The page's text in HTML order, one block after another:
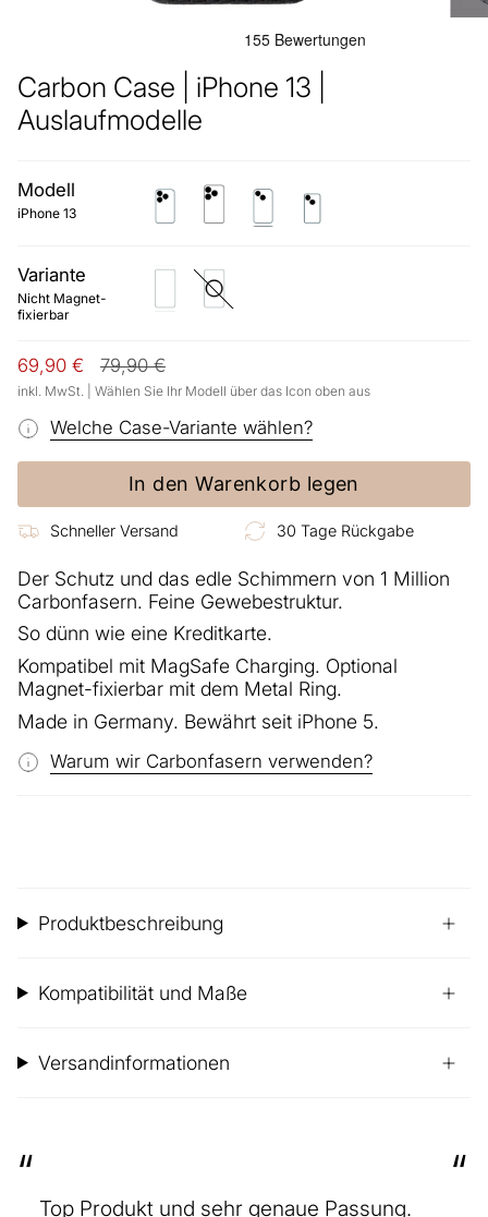
Carbon Case | iPhone 13 |
Auslaufmodelle
Modell
iPhone 13
iphone-iphone-iphone-iphone-
Variante
Nicht Magnet-
fixierbar
Nicht
fixierbar
Mit
Metal
Ring
69,90 €
Regulärer
Preis
79,90 €
inkl. MwSt. | Wählen Sie Ihr Modell über das Icon oben aus
Welche Case-Variante wählen?
In den Warenkorb legen
Schneller Versand 30 Tage Rückgabe
Der Schutz und das edle Schimmern von 1 Million
Carbonfasern. Feine Gewebestruktur.
So dünn wie eine Kreditkarte.
Kompatibel mit MagSafe Charging. Optional
Magnet-fixierbar mit dem Metal Ring.
Made in Germany. Bewährt seit iPhone 5.
Warum wir Carbonfasern verwenden?
Produktbeschreibung
Kompatibilität und Maße
Versandinformationen
“
Top Produkt und sehr genaue Passung.
“